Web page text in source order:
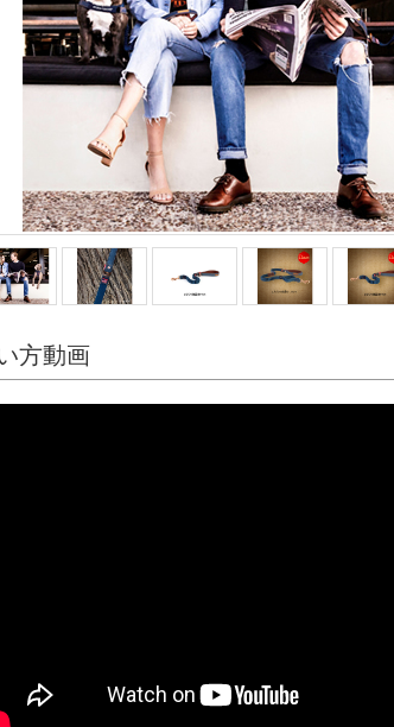
方動画